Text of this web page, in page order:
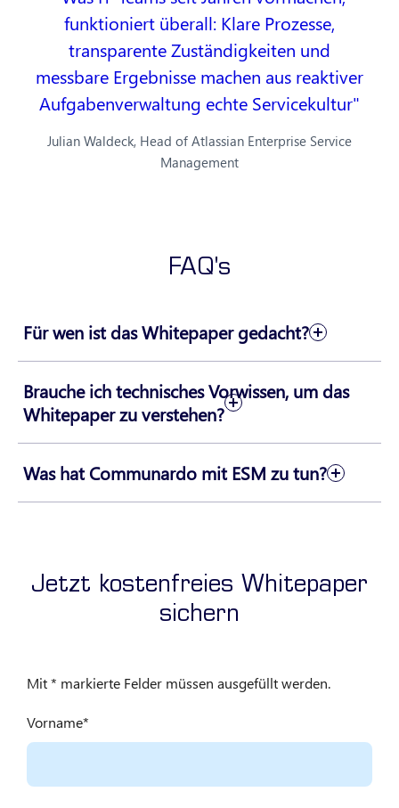
funktioniert überall: Klare Prozesse,
transparente Zuständigkeiten und
messbare Ergebnisse machen aus reaktiver
Aufgabenverwaltung echte Servicekultur
Julian Waldeck, Head of Atlassian Enterprise Service
Management
FAQ's
Für wen ist das Whitepaper gedacht?
Brauche ich technisches Vorwissen, um das
Whitepaper zu verstehen?
Was hat Communardo mit ESM zu tun?
ESM mit
Jira Service Management
Jetzt kostenfreies Whitepaper
sichern
Mit * markierte Felder müssen ausgefüllt werden.
Vorname